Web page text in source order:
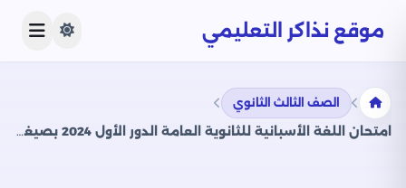
موقع نذاكر التعليمي
الصف الثالث الثانوي
امتحان اللغة الأسبانية للثانوية العامة الدور الأول 2024 بصيغة PDF بنموذج الإجابات الرسمي